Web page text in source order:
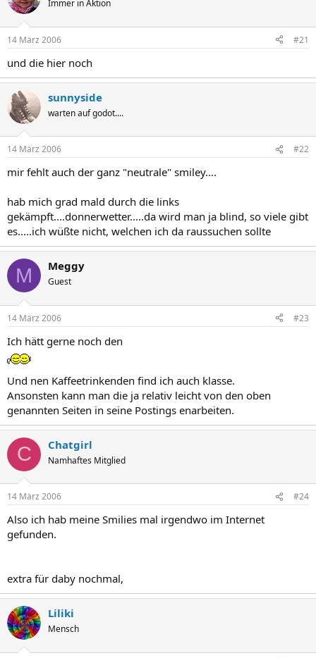
Immer in Aktion
14 März 2006 #21
und die hier noch
sunnyside
warten auf godot....
14 März 2006 #22
mir fehlt auch der ganz "neutrale" smiley....
hab mich grad mald durch die links
gekämpft....donnerwetter.....da wird man ja blind, so viele gibt
es.....ich wüßte nicht, welchen ich da raussuchen sollte
M Meggy
Guest
14 März 2006 #23
Ich hätt gerne noch den
Und nen Kaffeetrinkenden find ich auch klasse.
Ansonsten kann man die ja relativ leicht von den oben
genannten Seiten in seine Postings enarbeiten.
C Chatgirl
Namhaftes Mitglied
14 März 2006 #24
Also ich hab meine Smilies mal irgendwo im Internet
gefunden.
extra für daby nochmal,
Liliki
Mensch